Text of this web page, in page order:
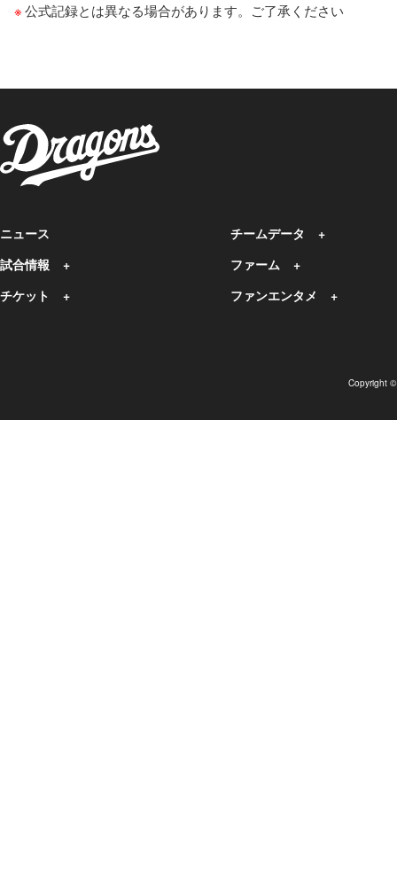
公式記録とは異なる場合があります。ご了承ください
ニュース
試合情報
チケット
チームデータ
ファーム
ファンエンタメ
Copyright